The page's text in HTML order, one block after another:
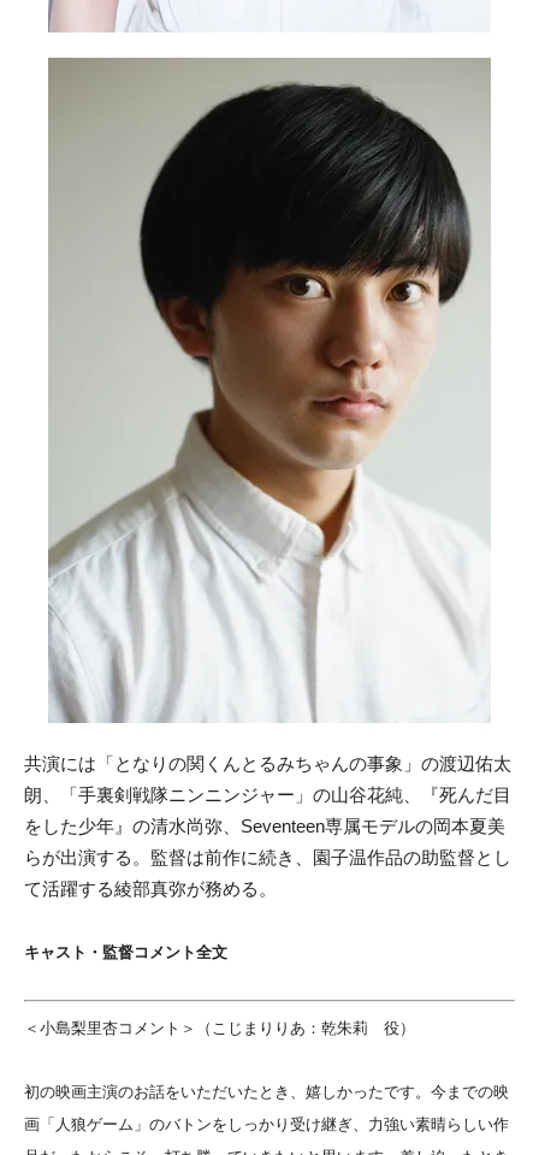
共演には「となりの関くんとるみちゃんの事象」の渡辺佑太
朗、「手裏剣戦隊ニンニンジャー」の山谷花純、『死んだ目
をした少年』の清水尚弥、Seventeen専属モデルの岡本夏美
らが出演する。監督は前作に続き、園子温作品の助監督とし
て活躍する綾部真弥が務める。
キャスト・監督コメント全文
＜小島梨里杏コメント＞（こじまりりあ：乾朱莉 役）
初の映画主演のお話をいただいたとき、嬉しかったです。今までの映
画「人狼ゲーム」のバトンをしっかり受け継ぎ、力強い素晴らしい作